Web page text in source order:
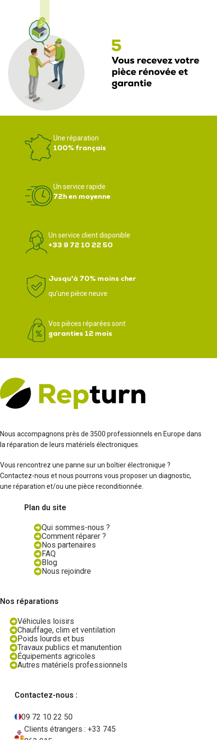
Une réparation
100% français
Un service rapide
72h en moyenne
Un service client disponible
+33 9 72 10 22 50
Jusqu'à 70% moins cher
qu'une pièce neuve
Vos pièces réparées sont
garanties 12 mois
Nous accompagnons près de 3500 professionnels en Europe dans
la réparation de leurs matériels électroniques.
Vous rencontrez une panne sur un boîtier électronique ?
Contactez-nous et nous pourrons vous proposer un diagnostic,
une réparation et/ou une pièce reconditionnée.
Plan du site
Qui sommes-nous ?
Comment réparer ?
Nos partenaires
FAQ
Blog
Nous rejoindre
Nos réparations
Véhicules loisirs
Chauffage, clim et ventilation
Poids lourds et bus
Travaux publics et manutention
Équipements agricoles
Autres matériels professionnels
Contactez-nous :
09 72 10 22 50
Clients étrangers : +33 745